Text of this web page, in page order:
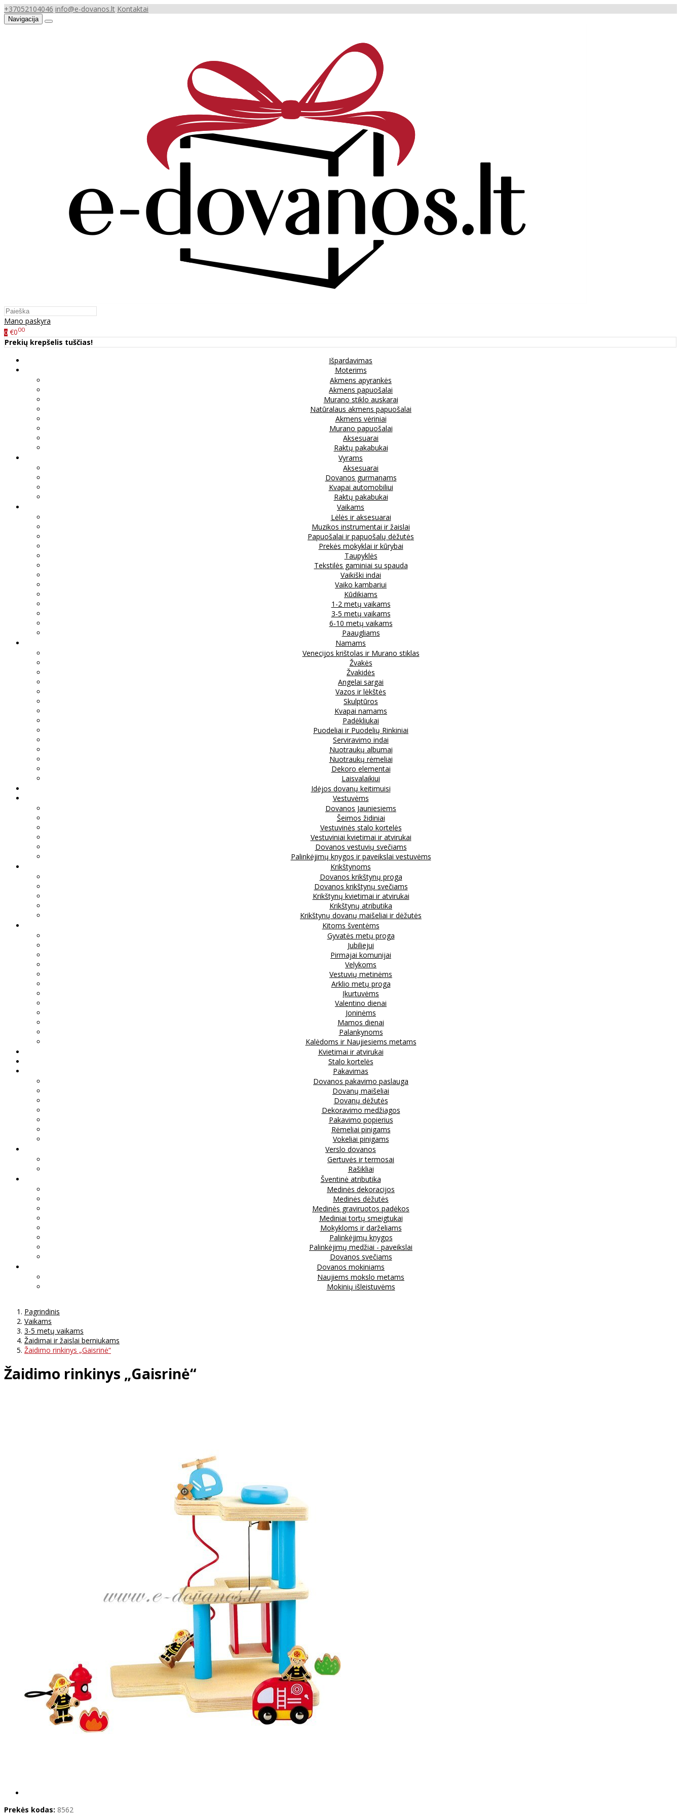
+37052104046 info@e-dovanos.lt Kontaktai
Navigacija
Mano paskyra
0 €000
Prekių krepšelis tuščias!
Išpardavimas
Moterims
Akmens apyrankės
Akmens papuošalai
Murano stiklo auskarai
Natūralaus akmens papuošalai
Akmens vėriniai
Murano papuošalai
Aksesuarai
Raktų pakabukai
Vyrams
Aksesuarai
Dovanos gurmanams
Kvapai automobiliui
Raktų pakabukai
Vaikams
Lėlės ir aksesuarai
Muzikos instrumentai ir žaislai
Papuošalai ir papuošalų dėžutės
Prekės mokyklai ir kūrybai
Taupyklės
Tekstilės gaminiai su spauda
Vaikiški indai
Vaiko kambariui
Kūdikiams
1-2 metų vaikams
3-5 metų vaikams
6-10 metų vaikams
Paaugliams
Namams
Venecijos krištolas ir Murano stiklas
Žvakės
Žvakidės
Angelai sargai
Vazos ir lėkštės
Skulptūros
Kvapai namams
Padėkliukai
Puodeliai ir Puodelių Rinkiniai
Serviravimo indai
Nuotraukų albumai
Nuotraukų rėmeliai
Dekoro elementai
Laisvalaikiui
Idėjos dovanų keitimuisi
Vestuvėms
Dovanos Jauniesiems
Šeimos židiniai
Vestuvinės stalo kortelės
Vestuviniai kvietimai ir atvirukai
Dovanos vestuvių svečiams
Palinkėjimų knygos ir paveikslai vestuvėms
Krikštynoms
Dovanos krikštynų proga
Dovanos krikštynų svečiams
Krikštynų kvietimai ir atvirukai
Krikštynų atributika
Krikštynų dovanų maišeliai ir dėžutės
Kitoms šventėms
Gyvatės metų proga
Jubiliejui
Pirmajai komunijai
Velykoms
Vestuvių metinėms
Arklio metų proga
Įkurtuvėms
Valentino dienai
Joninėms
Mamos dienai
Palankynoms
Kalėdoms ir Naujiesiems metams
Kvietimai ir atvirukai
Stalo kortelės
Pakavimas
Dovanos pakavimo paslauga
Dovanų maišeliai
Dovanų dėžutės
Dekoravimo medžiagos
Pakavimo popierius
Rėmeliai pinigams
Vokeliai pinigams
Verslo dovanos
Gertuvės ir termosai
Rašikliai
Šventinė atributika
Medinės dekoracijos
Medinės dėžutės
Medinės graviruotos padėkos
Mediniai tortų smeigtukai
Mokykloms ir darželiams
Palinkėjimų knygos
Palinkėjimų medžiai - paveikslai
Dovanos svečiams
Dovanos mokiniams
Naujiems mokslo metams
Mokinių išleistuvėms
Pagrindinis
Vaikams
3-5 metų vaikams
Žaidimai ir žaislai berniukams
Žaidimo rinkinys „Gaisrinė“
Žaidimo rinkinys „Gaisrinė“
Prekės kodas: 8562